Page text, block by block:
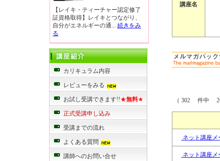
【レイキ・ティーチャー認定修了
証資格取得】レイキとつながり、
自分がエネルギーの通... 続きをみ
る
カリキュラム内容
レビューをみる
お試し受講できます!!★無料★
正式受講申し込み
受講までの流れ
よくある質問
講師へのお問い合せ
講座名
（ 302 件中
ネット講座
ネット講座